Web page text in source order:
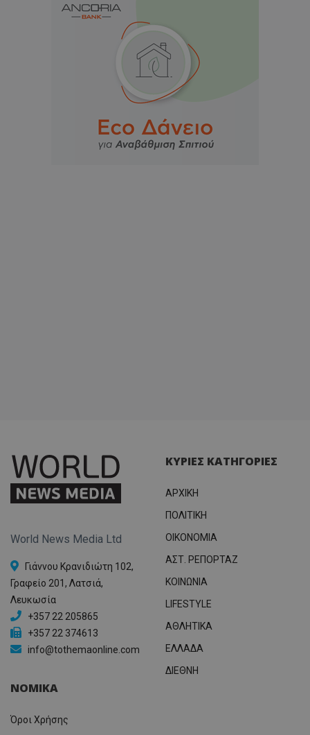
World News Media Ltd
Γιάννου Κρανιδιώτη 102,
Γραφείο 201, Λατσιά,
Λευκωσία
+357 22 205865
+357 22 374613
info@tothemaonline.com
ΚΥΡΙΕΣ ΚΑΤΗΓΟΡΙΕΣ
ΑΡΧΙΚΗ
ΠΟΛΙΤΙΚΗ
OIKONOMIA
ΑΣΤ. ΡΕΠΟΡΤΑΖ
ΚΟΙΝΩΝΙΑ
LIFESTYLE
ΑΘΛΗΤΙΚΑ
ΕΛΛΑΔΑ
ΔΙΕΘΝΗ
ΝΟΜΙΚΑ
Όροι Χρήσης